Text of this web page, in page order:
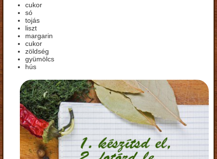
cukor
só
tojás
liszt
margarin
cukor
zöldség
gyümölcs
hús